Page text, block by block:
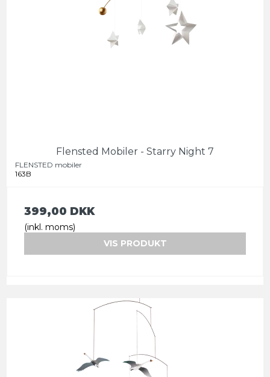
Flensted Mobiler - Starry Night 7
FLENSTED mobiler
163B
399,00 DKK
(inkl. moms)
VIS PRODUKT